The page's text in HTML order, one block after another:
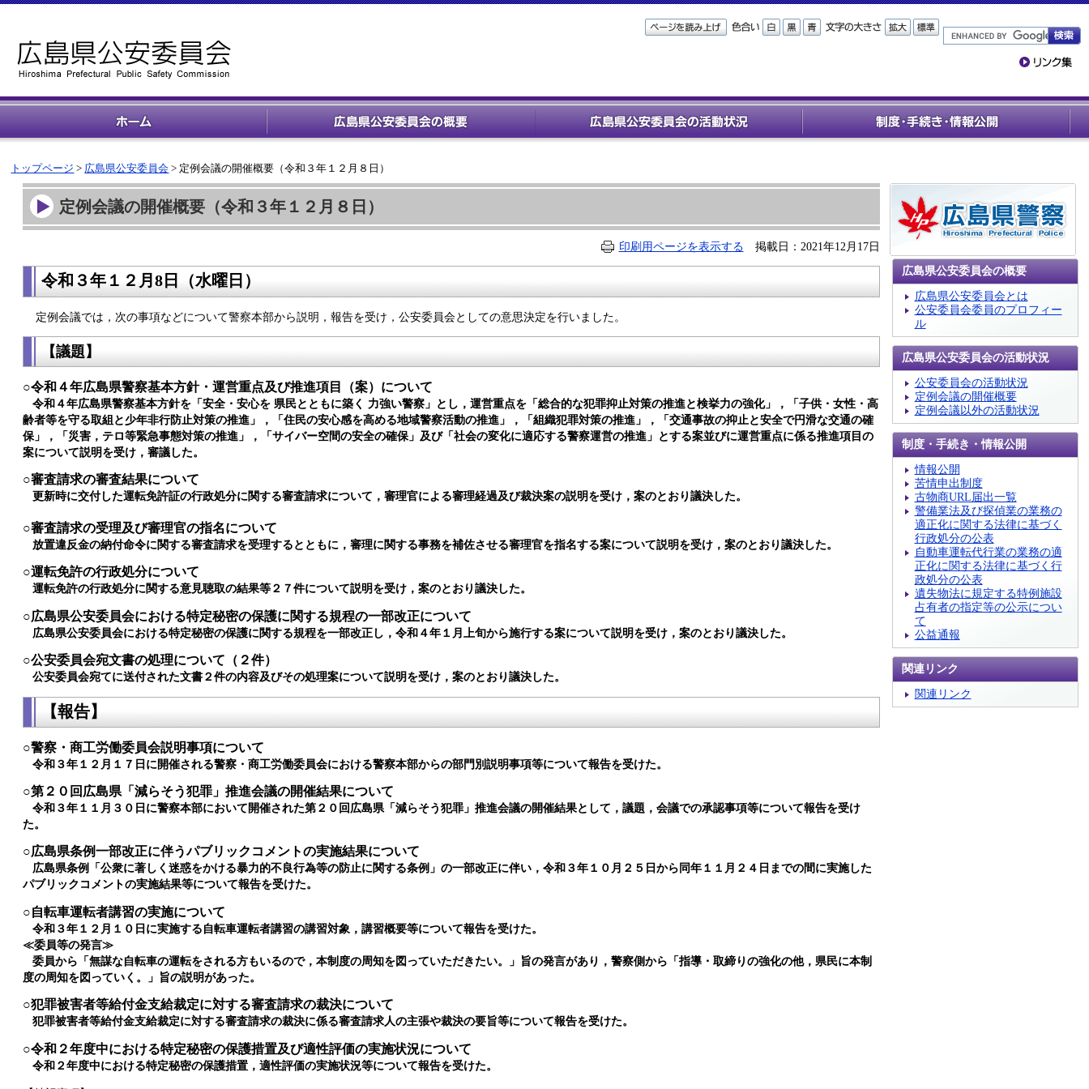
トップページ > 広島県公安委員会 > 定例会議の開催概要（令和３年１２月８日）
定例会議の開催概要（令和３年１２月８日）
印刷用ページを表示する 掲載日：2021年12月17日
令和３年１２月8 日（水曜日）
定例会議では，次の事項などについて警察本部から説明，報告を受け，公安委員会としての意思決定を行いました。
【議題】
○令和４年広島県警察基本方針・運営重点及び推進項目（案）について
令和４年広島県警察基本方針を「安全・安心を 県民とともに築く 力強い警察」とし，運営重点を「総合的な犯罪抑止対策の推進と検挙力の強化」，「子供・女性・高
齢者等を守る取組と少年非行防止対策の推進」，「住民の安心感を高める地域警察活動の推進」，「組織犯罪対策の推進」，「交通事故の抑止と安全で円滑な交通の確
保」，「災害，テロ等緊急事態対策の推進」，「サイバー空間の安全の確保」及び「社会の変化に適応する警察運営の推進」とする案並びに運営重点に係る推進項目の
案について説明を受け，審議した。
○審査請求の審査結果について
更新時に交付した運転免許証の行政処分に関する審査請求について，審理官による審理経過及び裁決案の説明を受け，案のとおり議決した。
○審査請求の受理及び審理官の指名について
放置違反金の納付命令に関する審査請求を受理するとともに，審理に関する事務を補佐させる審理官を指名する案について説明を受け，案のとおり議決した。
○運転免許の行政処分について
運転免許の行政処分に関する意見聴取の結果等２７件について説明を受け，案のとおり議決した。
○広島県公安委員会における特定秘密の保護に関する規程の一部改正について
広島県公安委員会における特定秘密の保護に関する規程を一部改正し，令和４年１月上旬から施行する案について説明を受け，案のとおり議決した。
○公安委員会宛文書の処理について（２件）
公安委員会宛てに送付された文書２件の内容及びその処理案について説明を受け，案のとおり議決した。
【報告】
○警察・商工労働委員会説明事項について
令和３年１２月１７日に開催される警察・商工労働委員会における警察本部からの部門別説明事項等について報告を受けた。
○第２０回広島県「減らそう犯罪」推進会議の開催結果について
令和３年１１月３０日に警察本部において開催された第２０回広島県「減らそう犯罪」推進会議の開催結果として，議題，会議での承認事項等について報告を受け
た。
○広島県条例一部改正に伴うパブリックコメントの実施結果について
広島県条例「公衆に著しく迷惑をかける暴力的不良行為等の防止に関する条例」の一部改正に伴い，令和３年１０月２５日から同年１１月２４日までの間に実施した
パブリックコメントの実施結果等について報告を受けた。
○自転車運転者講習の実施について
令和３年１２月１０日に実施する自転車運転者講習の講習対象，講習概要等について報告を受けた。
≪委員等の発言≫
委員から「無謀な自転車の運転をされる方もいるので，本制度の周知を図っていただきたい。」旨の発言があり，警察側から「指導・取締りの強化の他，県民に本制
度の周知を図っていく。」旨の説明があった。
○犯罪被害者等給付金支給裁定に対する審査請求の裁決について
犯罪被害者等給付金支給裁定に対する審査請求の裁決に係る審査請求人の主張や裁決の要旨等について報告を受けた。
○令和２年度中における特定秘密の保護措置及び適性評価の実施状況について
令和２年度中における特定秘密の保護措置，適性評価の実施状況等について報告を受けた。
広島県公安委員会の概要
広島県公安委員会とは
公安委員会委員のプロフィー
ル
広島県公安委員会の活動状況
公安委員会の活動状況
定例会議の開催概要
定例会議以外の活動状況
制度・手続き・情報公開
情報公開
苦情申出制度
古物商URL届出一覧
警備業法及び探偵業の業務の
適正化に関する法律に基づく
行政処分の公表
自動車運転代行業の業務の適
正化に関する法律に基づく行
政処分の公表
遺失物法に規定する特例施設
占有者の指定等の公示につい
て
公益通報
関連リンク
関連リンク